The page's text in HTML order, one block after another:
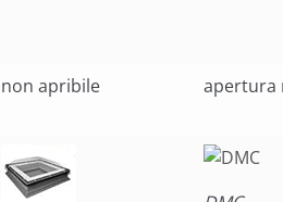
non apribile apertura